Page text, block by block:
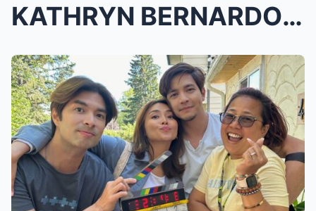
KATHRYN BERNARDO at ALDEN RICHARDS START SHOOTING ...